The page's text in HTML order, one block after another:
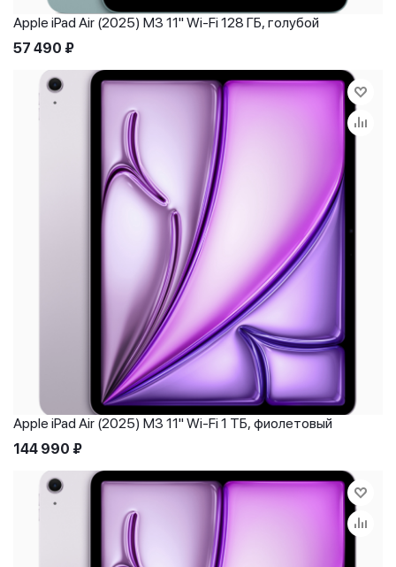
Apple iPad Air (2025) M3 11" Wi-Fi 128 ГБ, голубой
57 490 ₽
Apple iPad Air (2025) M3 11" Wi-Fi 1 ТБ, фиолетовый
144 990 ₽